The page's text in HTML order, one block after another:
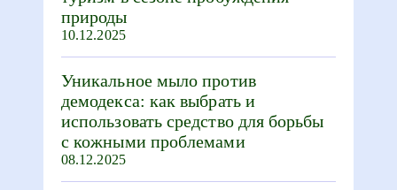
природы
10.12.2025
Уникальное мыло против
демодекса: как выбрать и
использовать средство для борьбы
с кожными проблемами
08.12.2025